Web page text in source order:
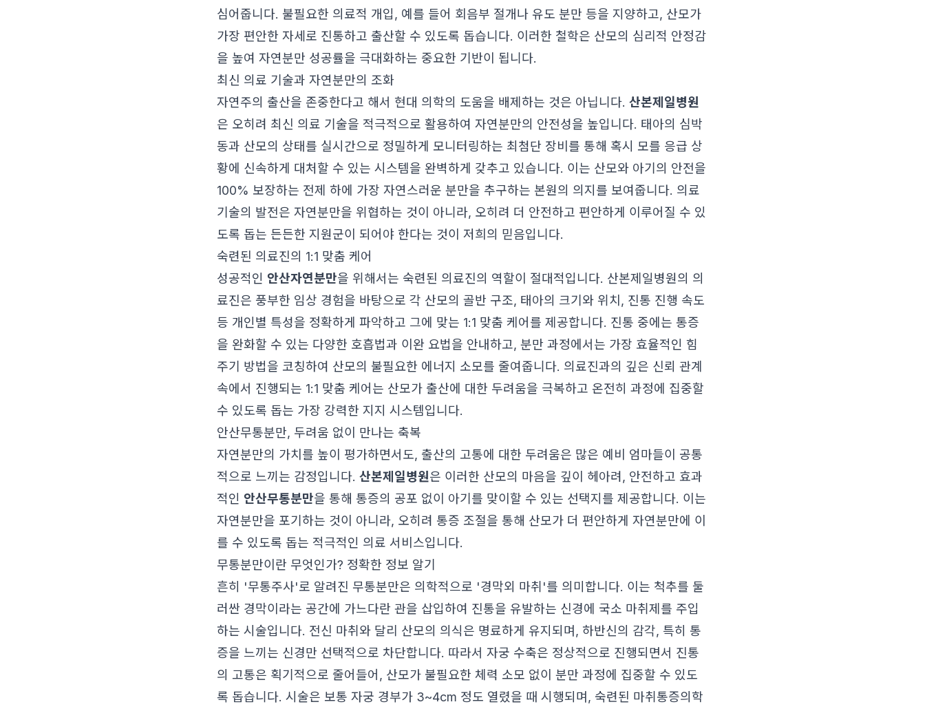
심어줍니다. 불필요한 의료적 개입, 예를 들어 회음부 절개나 유도 분만 등을 지양하고, 산모가
가장 편안한 자세로 진통하고 출산할 수 있도록 돕습니다. 이러한 철학은 산모의 심리적 안정감
을 높여 자연분만 성공률을 극대화하는 중요한 기반이 됩니다.
최신 의료 기술과 자연분만의 조화
자연주의 출산을 존중한다고 해서 현대 의학의 도움을 배제하는 것은 아닙니다. 산본제일병원
은 오히려 최신 의료 기술을 적극적으로 활용하여 자연분만의 안전성을 높입니다. 태아의 심박
동과 산모의 상태를 실시간으로 정밀하게 모니터링하는 최첨단 장비를 통해 혹시 모를 응급 상
황에 신속하게 대처할 수 있는 시스템을 완벽하게 갖추고 있습니다. 이는 산모와 아기의 안전을
100% 보장하는 전제 하에 가장 자연스러운 분만을 추구하는 본원의 의지를 보여줍니다. 의료
기술의 발전은 자연분만을 위협하는 것이 아니라, 오히려 더 안전하고 편안하게 이루어질 수 있
도록 돕는 든든한 지원군이 되어야 한다는 것이 저희의 믿음입니다.
숙련된 의료진의 1:1 맞춤 케어
성공적인 안산자연분만을 위해서는 숙련된 의료진의 역할이 절대적입니다. 산본제일병원의 의
료진은 풍부한 임상 경험을 바탕으로 각 산모의 골반 구조, 태아의 크기와 위치, 진통 진행 속도
등 개인별 특성을 정확하게 파악하고 그에 맞는 1:1 맞춤 케어를 제공합니다. 진통 중에는 통증
을 완화할 수 있는 다양한 호흡법과 이완 요법을 안내하고, 분만 과정에서는 가장 효율적인 힘
주기 방법을 코칭하여 산모의 불필요한 에너지 소모를 줄여줍니다. 의료진과의 깊은 신뢰 관계
속에서 진행되는 1:1 맞춤 케어는 산모가 출산에 대한 두려움을 극복하고 온전히 과정에 집중할
수 있도록 돕는 가장 강력한 지지 시스템입니다.
안산무통분만, 두려움 없이 만나는 축복
자연분만의 가치를 높이 평가하면서도, 출산의 고통에 대한 두려움은 많은 예비 엄마들이 공통
적으로 느끼는 감정입니다. 산본제일병원은 이러한 산모의 마음을 깊이 헤아려, 안전하고 효과
적인 안산무통분만을 통해 통증의 공포 없이 아기를 맞이할 수 있는 선택지를 제공합니다. 이는
자연분만을 포기하는 것이 아니라, 오히려 통증 조절을 통해 산모가 더 편안하게 자연분만에 이
를 수 있도록 돕는 적극적인 의료 서비스입니다.
무통분만이란 무엇인가? 정확한 정보 알기
흔히 '무통주사'로 알려진 무통분만은 의학적으로 '경막외 마취'를 의미합니다. 이는 척추를 둘
러싼 경막이라는 공간에 가느다란 관을 삽입하여 진통을 유발하는 신경에 국소 마취제를 주입
하는 시술입니다. 전신 마취와 달리 산모의 의식은 명료하게 유지되며, 하반신의 감각, 특히 통
증을 느끼는 신경만 선택적으로 차단합니다. 따라서 자궁 수축은 정상적으로 진행되면서 진통
의 고통은 획기적으로 줄어들어, 산모가 불필요한 체력 소모 없이 분만 과정에 집중할 수 있도
록 돕습니다. 시술은 보통 자궁 경부가 3~4cm 정도 열렸을 때 시행되며, 숙련된 마취통증의학